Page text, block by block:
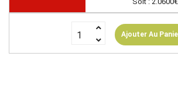
Ajouter Au